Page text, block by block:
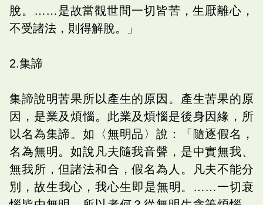
脫。……是故當觀世間一切皆苦，生厭離心，
不受諸法，則得解脫。」
2.集諦
集諦說明苦果所以產生的原因。產生苦果的原
因，是業及煩惱。此業及煩惱是後身因緣，所
以名為集諦。如〈無明品〉說：「隨逐假名，
名為無明。如說凡夫隨我音聲，是中實無我、
無我所，但諸法和合，假名為人。凡夫不能分
別，故生我心，我心生即是無明。……一切衰